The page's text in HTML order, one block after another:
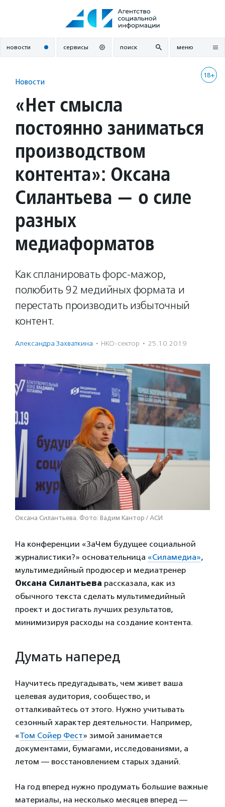
новости сервисы поиск меню
18+
Новости
«Нет смысла
постоянно заниматься
производством
контента»: Оксана
Силантьева — о силе
разных
медиаформатов
Как спланировать форс-мажор,
полюбить 92 медийных формата и
перестать производить избыточный
контент.
Александра Захваткина · НКО-сектор · 25.10.2019
Оксана Силантьева. Фото: Вадим Кантор / АСИ
На конференции «ЗаЧем будущее социальной
журналистики?» основательница «Силамедиа»,
мультимедийный продюсер и медиатренер
Оксана Силантьева рассказала, как из
обычного текста сделать мультимедийный
проект и достигать лучших результатов,
минимизируя расходы на создание контента.
Думать наперед
Научитесь предугадывать, чем живет ваша
целевая аудитория, сообщество, и
отталкивайтесь от этого. Нужно учитывать
сезонный характер деятельности. Например,
«Том Сойер Фест» зимой занимается
документами, бумагами, исследованиями, а
летом — восстановлением старых зданий.
На год вперед нужно продумать большие важные
материалы, на несколько месяцев вперед —